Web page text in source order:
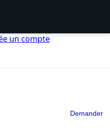
un compte
Demander